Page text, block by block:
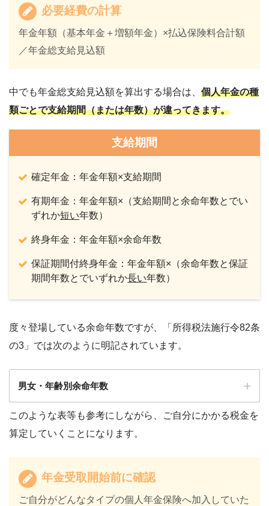
必要経費の計算
年金年額（基本年金＋増額年金）×払込保険料合計額
／年金総支給見込額
中でも年金総支給見込額を算出する場合は、 個人年金の種
類ごとで支給期間（または年数）が違ってきます。
支給期間
確定年金：年金年額×支給期間
有期年金：年金年額×（支給期間と余命年数とでい
ずれか短い年数）
終身年金：年金年額×余命年数
保証期間付終身年金：年金年額×（余命年数と保証
期間年数とでいずれか長い年数）
度々登場している余命年数ですが、「所得税法施行令82条
の3」では次のように明記されています。
男女・年齢別余命年数
年齢／性別
60歳 19年
61歳 18年 22年
このような表等も参考にしながら、ご自分にかかる税金を
算定していくことになります。
年金受取開始前に確認
ご自分がどんなタイプの個人年金保険へ加入していた